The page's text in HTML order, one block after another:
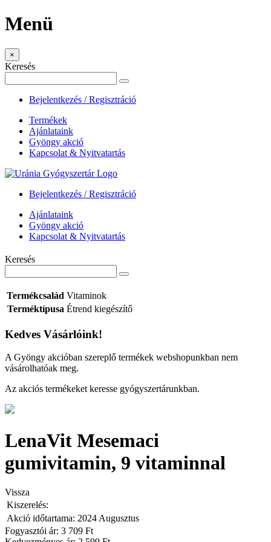
Menü
×
Keresés
Bejelentkezés / Regisztráció
Termékek
Ajánlataink
Gyöngy akció
Kapcsolat & Nyitvatartás
Bejelentkezés / Regisztráció
Ajánlataink
Gyöngy akció
Kapcsolat & Nyitvatartás
Keresés
Termékcsalád Vitaminok
Terméktípusa Étrend kiegészítő
Kedves Vásárlóink!
A Gyöngy akcióban szereplő termékek webshopunkban nem
vásárolhatóak meg.
Az akciós termékeket keresse gyógyszertárunkban.
LenaVit Mesemaci
gumivitamin, 9 vitaminnal
Vissza
Kiszerelés:
Akció időtartama: 2024 Augusztus
Fogyasztói ár: 3 709 Ft